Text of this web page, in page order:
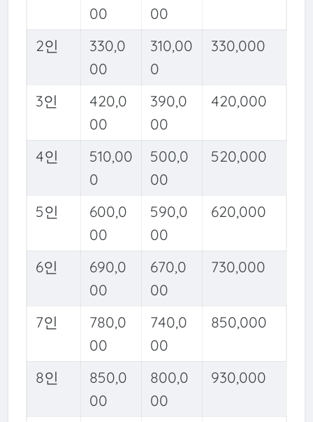
00
00
2인
330,0
00
310,00
0
330,000
3인
420,0
00
390,0
00
420,000
4인
510,00
0
500,0
00
520,000
5인
600,0
00
590,0
00
620,000
6인
690,0
00
670,0
00
730,000
7인
780,0
00
740,0
00
850,000
8인
850,0
00
800,0
00
930,000